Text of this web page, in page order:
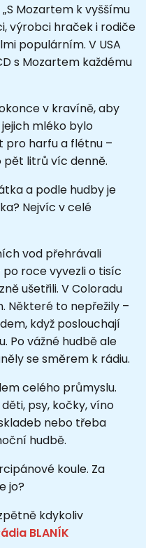
Mozartem k vyššímu
výrobci hraček i rodiče
populárním. V USA
s Mozartem každému
v kravíně, aby
mléko bylo
pro harfu a flétnu –
pět litrů víc denně.
a podle hudby je
Nejvíc v celé
vod přehrávali
roce vyvezli o tisíc
ušetřili. V Coloradu
Některé to nepřežily –
když poslouchají
Po vážné hudbě ale
se směrem k rádiu.
celého průmyslu.
psy, kočky, víno
nebo třeba
hudbě.
koule. Za
jo?
kdykoliv
BLANÍK